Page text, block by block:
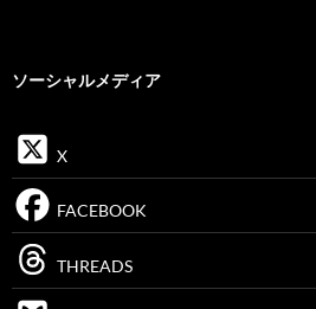
ソーシャルメディア
X
FACEBOOK
THREADS